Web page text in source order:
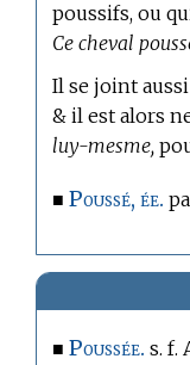
poussifs, ou
Ce cheval
Il se joint
& il est alors
luy-mesme,
■Poussé, ée.
■Poussée. s. f.